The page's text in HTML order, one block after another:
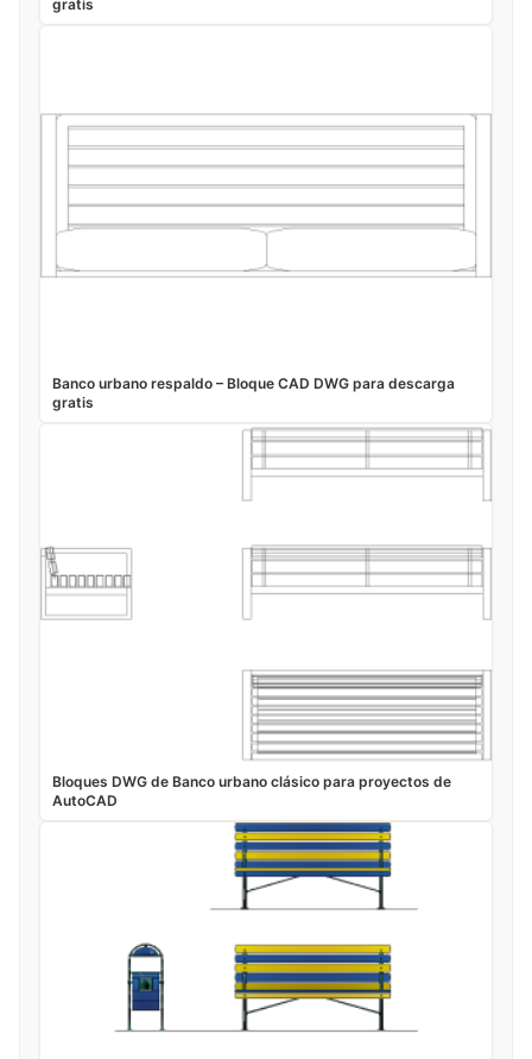
gratis
Banco urbano respaldo – Bloque CAD DWG para descarga
gratis
Bloques DWG de Banco urbano clásico para proyectos de
AutoCAD